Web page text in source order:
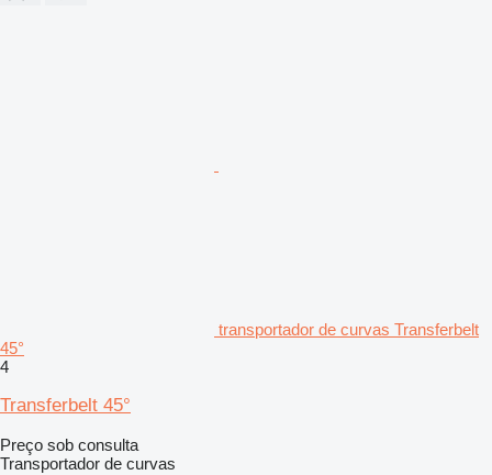
transportador de curvas Transferbelt
45°
4
Transferbelt 45°
Preço sob consulta
Transportador de curvas